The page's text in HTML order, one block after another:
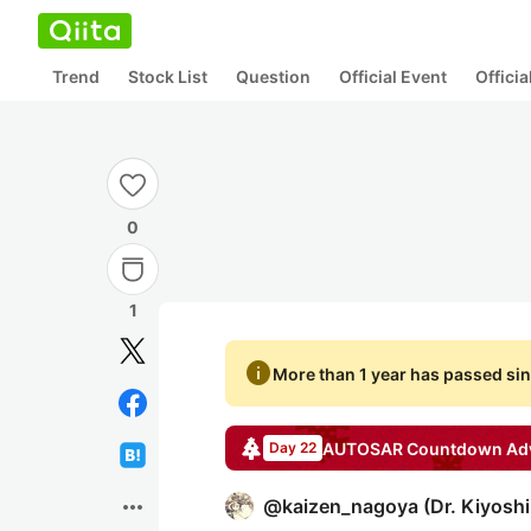
Trend Stock List Question Official Event
0
1
more_horiz
infoMore than 1 year has passed
Day 22 AUTOSAR Countdown
@kaizen_nagoya (Dr.